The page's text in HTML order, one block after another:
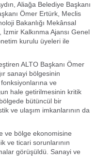
Aliağa Belediye Başkanı
Ömer Ertürk, Meclis
Bakanlığı Mekânsal
Kalkınma Ajansı Genel
kurulu üyeleri ile
ALTO Başkanı Ömer
sanayi bölgesinin
ve
hale getirilmesinin kritik
bütüncül bir
ve ulaşım imkanlarının da
ve bölge ekonomisine
ve ticari sorunlarının
görüşüldü. Sanayi ve